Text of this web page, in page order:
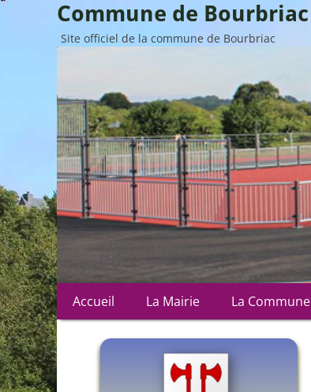
Commune de Bourbriac
Site officiel de la commune de Bourbriac
Menu
principal
Aller
au
contenu
Accueil La Mairie La Commune